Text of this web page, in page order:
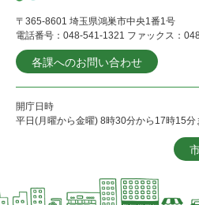
〒365-8601 埼玉県鴻巣市中央1番1号
電話番号：048-541-1321 ファックス：
各課へのお問い合わせ
開庁日時
平日(月曜から金曜) 8時30分から17時15分